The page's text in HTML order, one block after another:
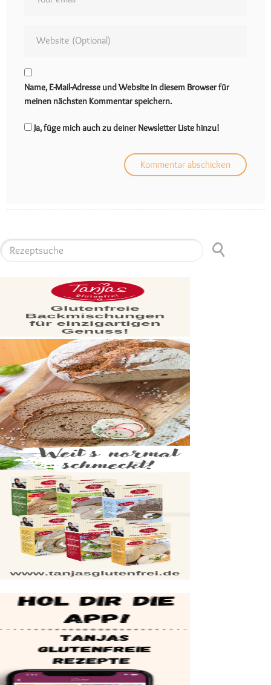
Name, E-Mail-Adresse und Website in diesem Browser für
meinen nächsten Kommentar speichern.
Ja, füge mich auch zu deiner Newsletter Liste hinzu!